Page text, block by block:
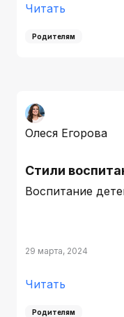
Читать
Родителям
Олеся Егорова
Стили
Воспитание
29 марта, 2024
Читать
Родителям